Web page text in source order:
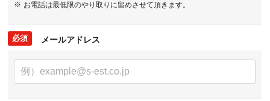
お電話は最低限のやり取りに留めさせて頂きます。
メールアドレス